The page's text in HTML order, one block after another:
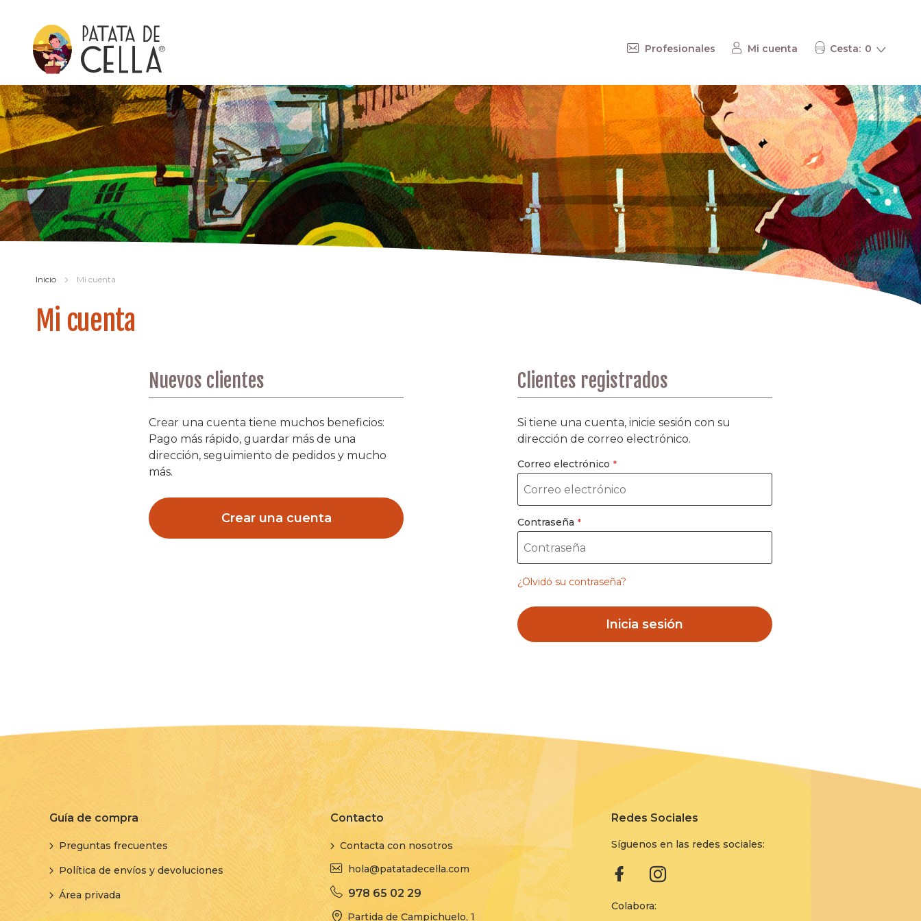
Cesta 0
Mi cuenta
Profesionales
Inicio Mi cuenta
Mi cuenta
Clientes registrados
Si tiene una cuenta, inicie sesión con su
dirección de correo electrónico.
Correo electrónico
Contraseña
Inicia sesión
¿Olvidó su contraseña?
Nuevos clientes
Crear una cuenta tiene muchos beneficios:
Pago más rápido, guardar más de una
dirección, seguimiento de pedidos y mucho
más.
Crear una cuenta
Guía de compra
Preguntas frecuentes
Política de envíos y devoluciones
Área privada
Contacto
Contacta con nosotros
hola@patatadecella.com
978 65 02 29
Partida de Campichuelo, 1
Redes Sociales
Síguenos en las redes sociales:
Colabora: